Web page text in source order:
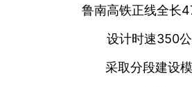
鲁南高铁正线全长
设计时速350
采取分段建设